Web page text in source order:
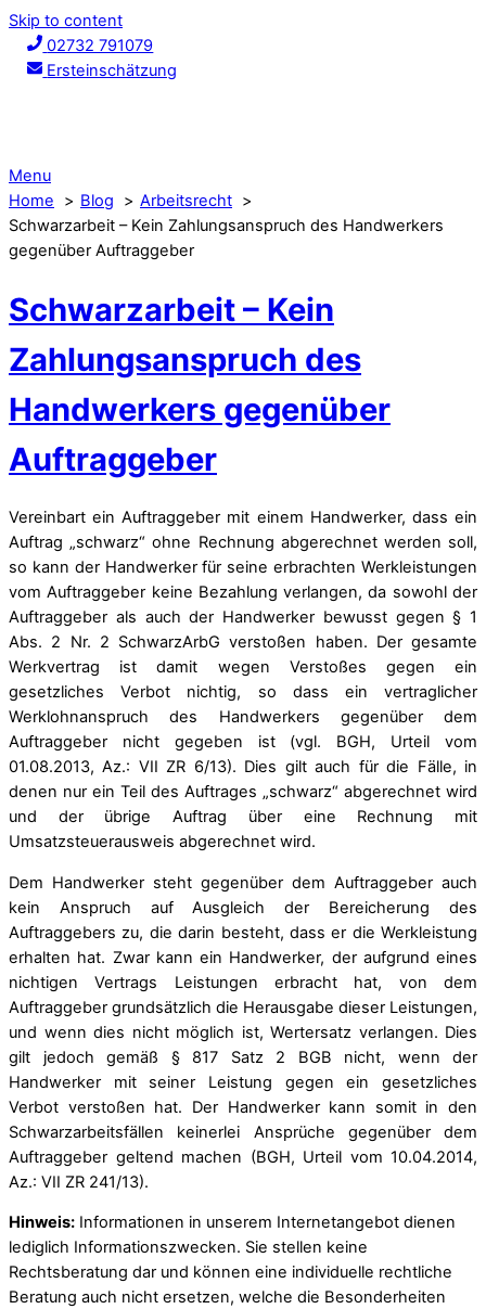
Skip to content
02732 791079
Ersteinschätzung
Menu
Home
Blog
Arbeitsrecht
Schwarzarbeit – Kein Zahlungsanspruch des Handwerkers
gegenüber Auftraggeber
Schwarzarbeit – Kein
Zahlungsanspruch des
Handwerkers gegenüber
Auftraggeber
Vereinbart ein Auftraggeber mit einem Handwerker, dass ein
Auftrag „schwarz“ ohne Rechnung abgerechnet werden soll,
so kann der Handwerker für seine erbrachten Werkleistungen
vom Auftraggeber keine Bezahlung verlangen, da sowohl der
Auftraggeber als auch der Handwerker bewusst gegen § 1
Abs. 2 Nr. 2 SchwarzArbG verstoßen haben. Der gesamte
Werkvertrag ist damit wegen Verstoßes gegen ein
gesetzliches Verbot nichtig, so dass ein vertraglicher
Werklohnanspruch des Handwerkers gegenüber dem
Auftraggeber nicht gegeben ist (vgl. BGH, Urteil vom
01.08.2013, Az.: VII ZR 6/13). Dies gilt auch für die Fälle, in
denen nur ein Teil des Auftrages „schwarz“ abgerechnet wird
und der übrige Auftrag über eine Rechnung mit
Umsatzsteuerausweis abgerechnet wird.
Dem Handwerker steht gegenüber dem Auftraggeber auch
kein Anspruch auf Ausgleich der Bereicherung des
Auftraggebers zu, die darin besteht, dass er die Werkleistung
erhalten hat. Zwar kann ein Handwerker, der aufgrund eines
nichtigen Vertrags Leistungen erbracht hat, von dem
Auftraggeber grundsätzlich die Herausgabe dieser Leistungen,
und wenn dies nicht möglich ist, Wertersatz verlangen. Dies
gilt jedoch gemäß § 817 Satz 2 BGB nicht, wenn der
Handwerker mit seiner Leistung gegen ein gesetzliches
Verbot verstoßen hat. Der Handwerker kann somit in den
Schwarzarbeitsfällen keinerlei Ansprüche gegenüber dem
Auftraggeber geltend machen (BGH, Urteil vom 10.04.2014,
Az.: VII ZR 241/13).
Hinweis: Informationen in unserem Internetangebot dienen
lediglich Informationszwecken. Sie stellen keine
Rechtsberatung dar und können eine individuelle rechtliche
Beratung auch nicht ersetzen, welche die Besonderheiten